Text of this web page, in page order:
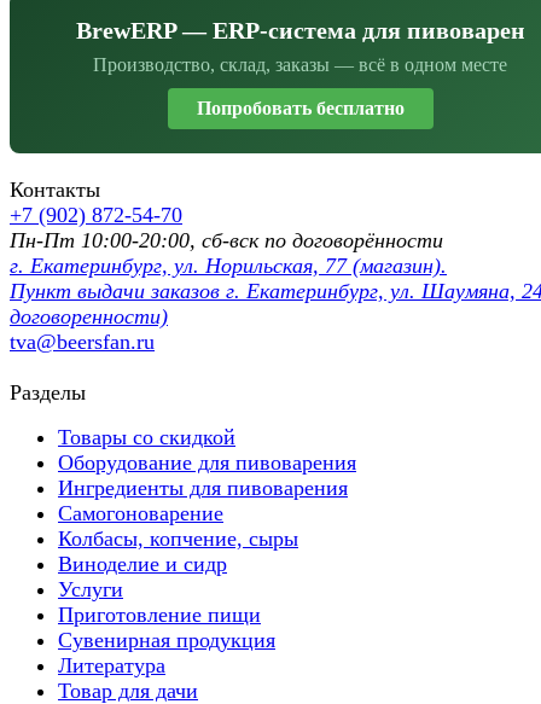
BrewERP — ERP-система для пивоварен
Производство, склад, заказы — всё в одном месте
Попробовать бесплатно
Контакты
+7 (902) 872-54-70
Пн-Пт 10:00-20:00, сб-вск по договорённости
г. Екатеринбург, ул. Норильская, 77 (магазин).
Пункт выдачи заказов г. Екатеринбург, ул. Шаумяна,
договоренности)
tva@beersfan.ru
Разделы
Товары со скидкой
Оборудование для пивоварения
Ингредиенты для пивоварения
Самогоноварение
Колбасы, копчение, сыры
Виноделие и сидр
Услуги
Приготовление пищи
Сувенирная продукция
Литература
Товар для дачи